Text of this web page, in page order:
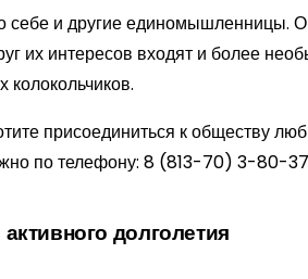
себе и другие единомышленницы.
их интересов входят и более
присоединиться к обществу
по телефону: 8 (813-70) 3-80-37
долголетия